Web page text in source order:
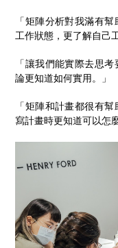
「矩陣分析對我滿有
工作狀態，更了解自己
「讓我們能實際去思
論更知道如何實用。」
「矩陣和計畫都很有
寫計畫時更知道可以怎